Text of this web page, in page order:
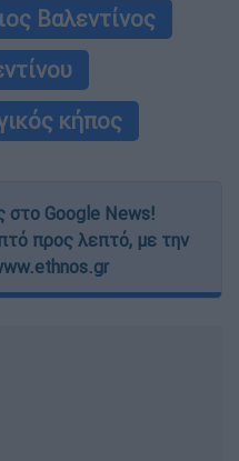
Βαλεντίνος
κήπος
στο Google News!
προς λεπτό, με την